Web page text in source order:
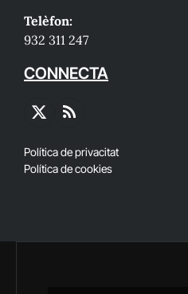
Telèfon:
932 311 247
CONNECTA
X
RSS
Política de privacitat
Política de cookies